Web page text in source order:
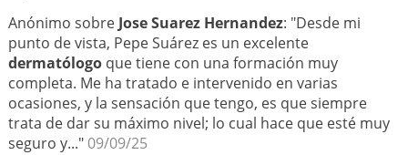
Anónimo sobreJose Suarez Hernandez: "Desde mi
punto de vista, Pepe Suárez es un excelente
dermatólogoque tiene con una formación muy
completa. Me ha tratado e intervenido en varias
ocasiones, y la sensación que tengo, es que siempre
trata de dar su máximo nivel; lo cual hace que esté muy
seguro y..." 09/09/25